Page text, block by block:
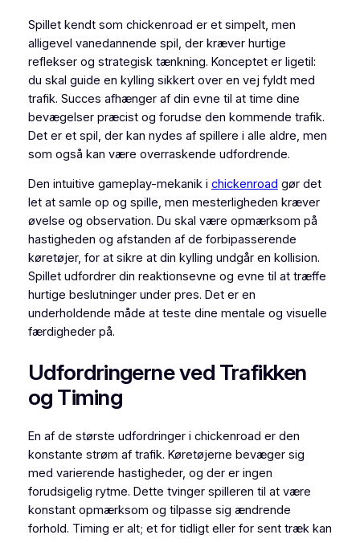
Spillet kendt som chickenroad er et simpelt, men
alligevel vanedannende spil, der kræver hurtige
reflekser og strategisk tænkning. Konceptet er ligetil:
du skal guide en kylling sikkert over en vej fyldt med
trafik. Succes afhænger af din evne til at time dine
bevægelser præcist og forudse den kommende trafik.
Det er et spil, der kan nydes af spillere i alle aldre, men
som også kan være overraskende udfordrende.
Den intuitive gameplay-mekanik i chickenroad gør det
let at samle op og spille, men mesterligheden kræver
øvelse og observation. Du skal være opmærksom på
hastigheden og afstanden af de forbipasserende
køretøjer, for at sikre at din kylling undgår en kollision.
Spillet udfordrer din reaktionsevne og evne til at træffe
hurtige beslutninger under pres. Det er en
underholdende måde at teste dine mentale og visuelle
færdigheder på.
Udfordringerne ved Trafikken
og Timing
En af de største udfordringer i chickenroad er den
konstante strøm af trafik. Køretøjerne bevæger sig
med varierende hastigheder, og der er ingen
forudsigelig rytme. Dette tvinger spilleren til at være
konstant opmærksom og tilpasse sig ændrende
forhold. Timing er alt; et for tidligt eller for sent træk kan